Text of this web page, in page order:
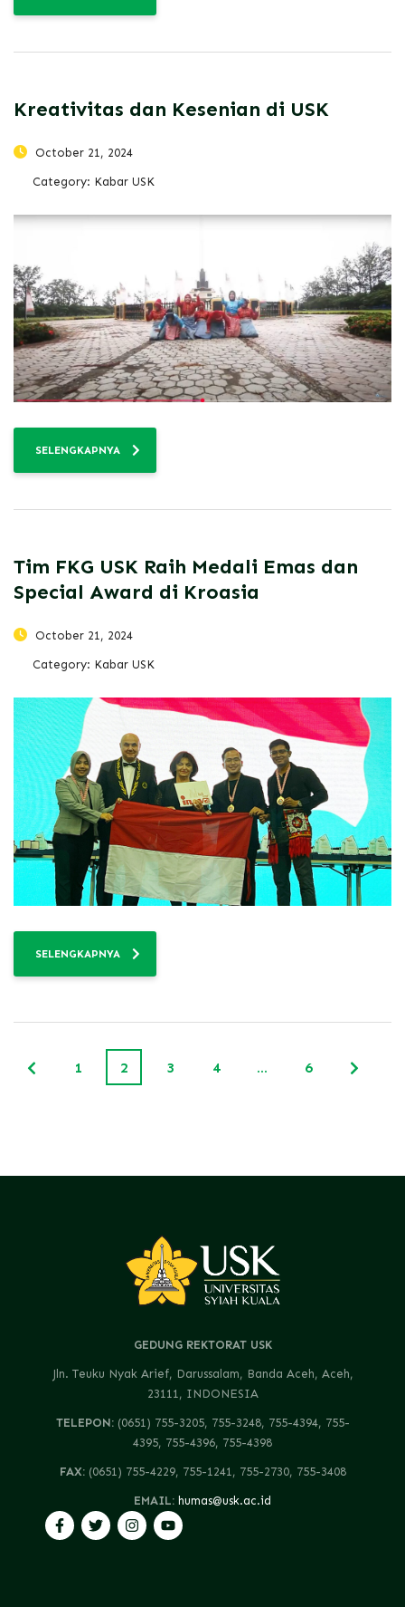
Kreativitas dan Kesenian di USK
October 21, 2024
Category: Kabar USK
SELENGKAPNYA
Tim FKG USK Raih Medali Emas dan
Special Award di Kroasia
October 21, 2024
Category: Kabar USK
SELENGKAPNYA
1 2 3 4 … 6
GEDUNG REKTORAT USK
Jln. Teuku Nyak Arief, Darussalam, Banda Aceh, Aceh,
23111, INDONESIA
TELEPON: (0651) 755-3205, 755-3248, 755-4394, 755-
4395, 755-4396, 755-4398
FAX: (0651) 755-4229, 755-1241, 755-2730, 755-3408
EMAIL: humas@usk.ac.id